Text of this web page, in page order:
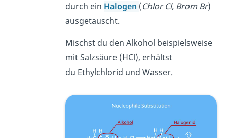
durch ein Halogen (Chlor Cl, Brom Br)
ausgetauscht.
Mischst du den Alkohol beispielsweise
mit Salzsäure (HCl), erhältst
du Ethylchlorid und Wasser.